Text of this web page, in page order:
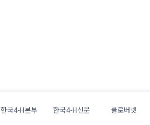
한국4-H본부 한국4-H신문 클로버넷